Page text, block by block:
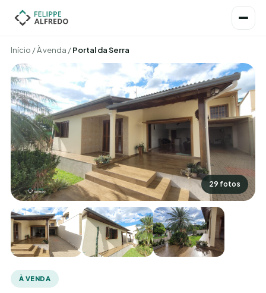
Início /À venda /Portal da Serra
29 fotos
À VENDA